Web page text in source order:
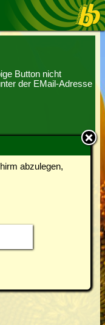
abzulegen,